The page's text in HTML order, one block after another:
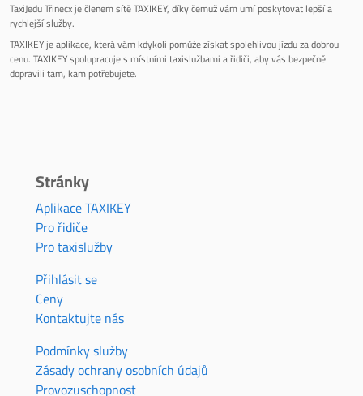
TaxiJedu Třinecx je členem sítě TAXIKEY, díky čemuž vám umí poskytovat lepší a
rychlejší služby.
TAXIKEY je aplikace, která vám kdykoli pomůže získat spolehlivou jízdu za dobrou
cenu. TAXIKEY spolupracuje s místními taxislužbami a řidiči, aby vás bezpečně
dopravili tam, kam potřebujete.
Stránky
Aplikace TAXIKEY
Pro řidiče
Pro taxislužby
Přihlásit se
Ceny
Kontaktujte nás
Podmínky služby
Zásady ochrany osobních údajů
Provozuschopnost